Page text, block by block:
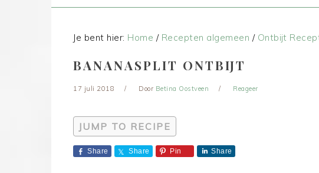
Je bent hier: Home / Recepten algemeen / Ontbijt
BANANASPLIT ONTBIJT
17 juli 2018 Door Betina Oostveen Reageer
JUMP TO RECIPE
Share Share Pin Share